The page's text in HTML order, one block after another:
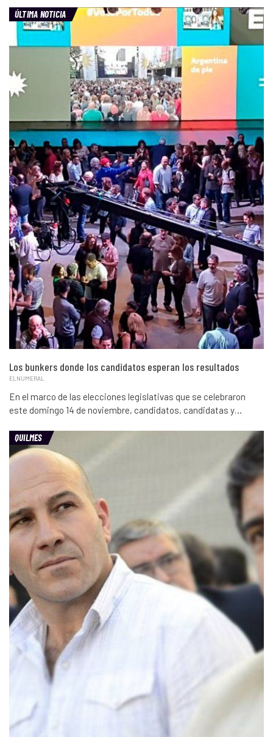
ÚLTIMA NOTICIA
Los bunkers donde los candidatos esperan los resultados
ELNUMERAL
En el marco de las elecciones legislativas que se celebraron
este domingo 14 de noviembre, candidatos, candidatas y…
QUILMES